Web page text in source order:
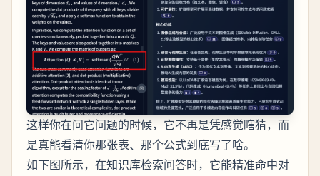
这样你在问它问题的时候，它不再是凭感觉瞎猜，而
是真能看清你那张表、那个公式到底写了啥。
如下图所示，在知识库检索问答时，它能精准命中对